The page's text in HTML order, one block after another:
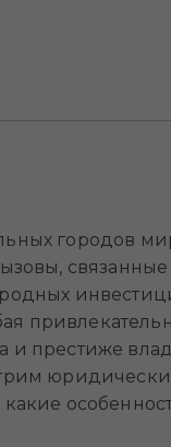
городов
и престиже